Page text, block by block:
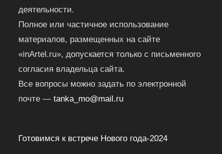
деятельности.
Полное или частичное использование
материалов, размещенных на сайте
«inArtel.ru», допускается только с письменного
согласия владельца сайта.
Все вопросы можно задать по электронной
почте —tanka_mo@mail.ru
Готовимся к встрече Нового года-2024